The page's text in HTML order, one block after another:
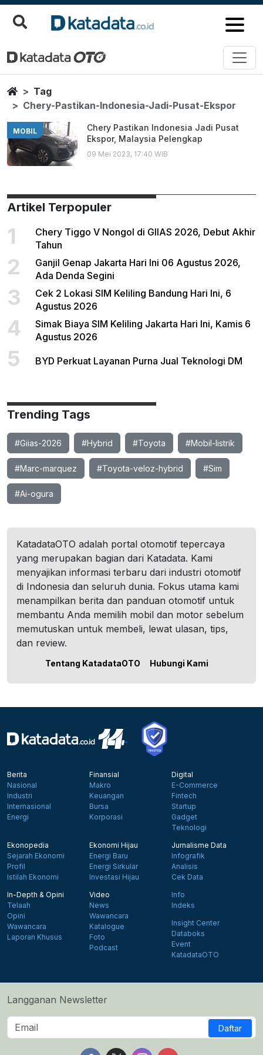
Chery Pastikan Indonesia Jadi
Berita Terbaru
HomeTag
Chery-Pastikan-Indonesia-Jadi-Pusat-Ekspor
MOBIL
Chery Pastikan Indonesia Jadi Pusat
Ekspor, Malaysia Pelengkap
09 Mei 2023, 17:40 WIB
Artikel Terpopuler
1
Chery Tiggo V Nongol di GIIAS 2026, Debut Akhir
Tahun
2
Ganjil Genap Jakarta Hari Ini 06 Agustus 2026,
Ada Denda Segini
3
Cek 2 Lokasi SIM Keliling Bandung Hari Ini, 6
Agustus 2026
4
Simak Biaya SIM Keliling Jakarta Hari Ini, Kamis 6
Agustus 2026
5 BYD Perkuat Layanan Purna Jual Teknologi DM
Trending Tags
#Giias-2026 #Hybrid #Toyota #Mobil-listrik
#Marc-marquez #Toyota-veloz-hybrid #Sim
#Ai-ogura
KatadataOTO adalah portal otomotif tepercaya
yang merupakan bagian dari Katadata. Kami
menyajikan informasi terbaru dari industri otomotif
di Indonesia dan seluruh dunia. Fokus utama kami
menampilkan berita dan panduan otomotif untuk
membantu Anda memilih mobil dan motor sebelum
memutuskan untuk membeli, lewat ulasan, tips,
dan review.
Tentang KatadataOTO Hubungi Kami
Berita
Nasional
Industri
Internasional
Energi
Finansial
Makro
Keuangan
Bursa
Korporasi
Digital
E-Commerce
Fintech
Startup
Gadget
Teknologi
Ekonopedia
Sejarah Ekonomi
Profil
Istilah Ekonomi
Ekonomi Hijau
Energi Baru
Energi Sirkular
Investasi Hijau
Jurnalisme Data
Infografik
Analisis
Cek Data
In-Depth & Opini
Telaah
Opini
Wawancara
Laporan Khusus
Video
News
Wawancara
Katalogue
Foto
Podcast
Info
Indeks
Insight Center
Databoks
Event
KatadataOTO
Langganan Newsletter
Daftar